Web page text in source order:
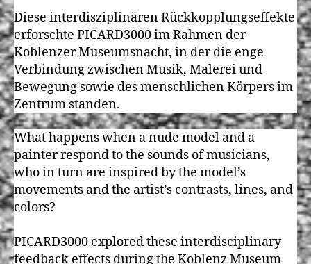
Diese interdisziplinären Rückkopplungseffekte
erforschte PICARD3000 im Rahmen der
Koblenzer Museumsnacht, in der die enge
Verbindung zwischen Musik, Malerei und
Bewegung sowie des menschlichen Körpers im
Zentrum standen.
What happens when a nude model and a
painter respond to the sounds of musicians,
who in turn are inspired by the model’s
movements and the artist’s contrasts, lines, and
colors?
PICARD3000 explored these interdisciplinary
feedback effects during the Koblenz Museum